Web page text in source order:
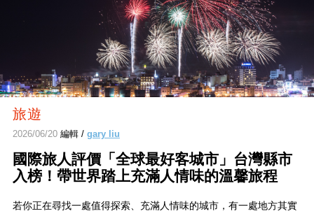
旅遊
2026/06/20編輯 / gary liu
國際旅人評價「全球最好客城市」台灣縣市
入榜！帶世界踏上充滿人情味的溫馨旅程
若你正在尋找一處值得探索、充滿人情味的城市，有一處地方其實